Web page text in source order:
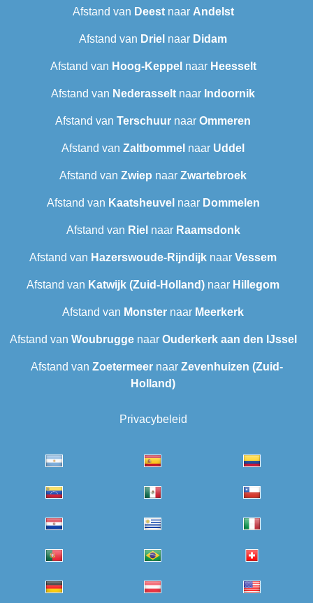
Afstand van Deestnaar Andelst
Afstand van Driel naar Didam
Afstand van Hoog-Keppel naar Heesselt
Afstand van Nederasselt naar Indoornik
Afstand van Terschuur naar Ommeren
Afstand van Zaltbommel naar Uddel
Afstand van Zwiep naar Zwartebroek
Afstand van Kaatsheuvel naar Dommelen
Afstand van Riel naar Raamsdonk
Afstand van Hazerswoude-Rijndijk naar Vessem
Afstand van Katwijk (Zuid-Holland) naar Hillegom
Afstand van Monster naar Meerkerk
Afstand van Woubruggenaar Ouderkerk aan den IJssel
Afstand van Zoetermeernaar Zevenhuizen (Zuid-
Holland)
Privacybeleid